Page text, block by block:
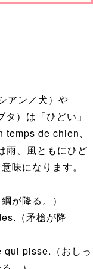
アン／犬）や
）は「ひどい」
temps de chien、
雨、風ともにひど
味になります。
が降る。）
（矛槍が降
pisse.（おしっ